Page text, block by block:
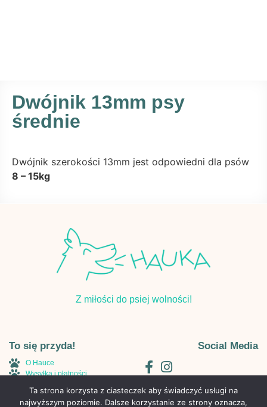
Dwójnik 13mm psy
średnie
Dwójnik szerokości 13mm jest odpowiedni dla psów
8 – 15kg
Z miłości do psiej wolności!
To się przyda!
O Hauce
Wysyłka i płatności
Polityka Prywatności
Social Media
Ta strona korzysta z ciasteczek aby świadczyć usługi na
najwyższym poziomie. Dalsze korzystanie ze strony oznacza,